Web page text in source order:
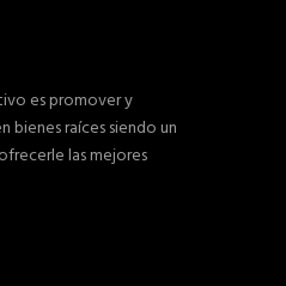
es promover y
bienes raíces siendo un
las mejores